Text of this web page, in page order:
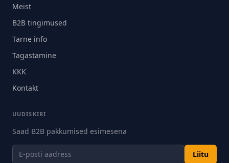
Meist
B2B tingimused
Tarne info
Tagastamine
KKK
Kontakt
UUDISKIRI
Saad B2B pakkumised esimesena
Liitu